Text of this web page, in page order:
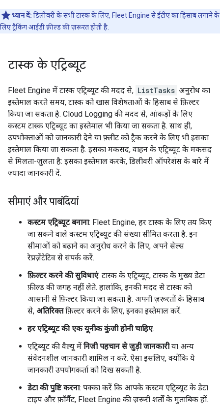
ध्यान दें: डिलीवरी के सभी टास्क के लिए, Fleet Engine से ईटीए का हिसाब लगाने के
लिए ट्रैकिंग आईडी फ़ील्ड की ज़रूरत होती है.
टास्क के एट्रिब्यूट
Fleet Engine में टास्क एट्रिब्यूट की मदद से, ListTasks अनुरोध का
इस्तेमाल करते समय, टास्क को खास विशेषताओं के हिसाब से फ़िल्टर
किया जा सकता है. Cloud Logging की मदद से, आंकड़ों के लिए
कस्टम टास्क एट्रिब्यूट का इस्तेमाल भी किया जा सकता है. साथ ही,
उपभोक्ताओं को जानकारी देने या फ़्लीट को ट्रैक करने के लिए भी इसका
इस्तेमाल किया जा सकता है. इसका मकसद, वाहन के एट्रिब्यूट के मकसद
से मिलता-जुलता है: इसका इस्तेमाल करके, डिलीवरी ऑपरेशंस के बारे में
ज़्यादा जानकारी दें.
सीमाएं और पाबंदियां
कस्टम एट्रिब्यूट बनाना: Fleet Engine, हर टास्क के लिए तय किए
जा सकने वाले कस्टम एट्रिब्यूट की संख्या सीमित करता है. इन
सीमाओं को बढ़ाने का अनुरोध करने के लिए, अपने सेल्स
रेप्रज़ेंटेटिव से संपर्क करें.
फ़िल्टर करने की सुविधाएं: टास्क के एट्रिब्यूट, टास्क के मुख्य डेटा
फ़ील्ड की जगह नहीं लेते. हालांकि, इनकी मदद से टास्क को
आसानी से फ़िल्टर किया जा सकता है. अपनी ज़रूरतों के हिसाब
से, अतिरिक्तफ़िल्टर करने के लिए, इनका इस्तेमाल करें.
हर एट्रिब्यूट की एक यूनीक कुंजी होनी चाहिए.
एट्रिब्यूट की वैल्यू में निजी पहचान से जुड़ी जानकारीया अन्य
संवेदनशील जानकारी शामिल न करें. ऐसा इसलिए, क्योंकि ये
जानकारी उपयोगकर्ता को दिख सकती है.
डेटा की पुष्टि करना: पक्का करें कि आपके कस्टम एट्रिब्यूट के डेटा
टाइप और फ़ॉर्मैट, Fleet Engine की ज़रूरी शर्तों के मुताबिक हों.